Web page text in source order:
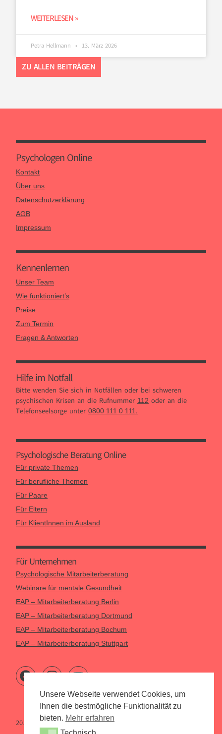
WEITERLESEN »
Petra Hellmann 13. März 2026
ZU ALLEN BEITRÄGEN
Psychologen Online
Kontakt
Über uns
Datenschutzerklärung
AGB
Impressum
Kennen­lernen
Unser Team
Wie funktioniert’s
Preise
Zum Termin
Fragen & Antworten
Hilfe im Notfall
Bitte wenden Sie sich in Notfällen oder bei schweren
psychischen Krisen an die Rufnummer 112 oder an die
Telefonseelsorge unter 0800 111 0 111 .
Psychologische Beratung Online
Für private Themen
Für berufliche Themen
Für Paare
Für Eltern
Für KlientInnen im Ausland
Für Unternehmen
Psychologische Mitarbeiterberatung
Webinare für mentale Gesundheit
EAP – Mitarbeiterberatung Berlin
EAP – Mitarbeiterberatung Dortmund
EAP – Mitarbeiterberatung Bochum
EAP – Mitarbeiterberatung Stuttgart
2015 – 2026 Psychologen Online
Unsere Webseite verwendet Cookies, um
Ihnen die bestmögliche Funktionalität zu
bieten. Mehr erfahren
Technisch